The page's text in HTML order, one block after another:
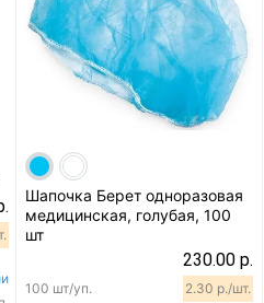
Шапочка Берет одноразовая
медицинская, голубая, 100
шт
230.00 р.
100 шт/уп. 2.30 р./шт.